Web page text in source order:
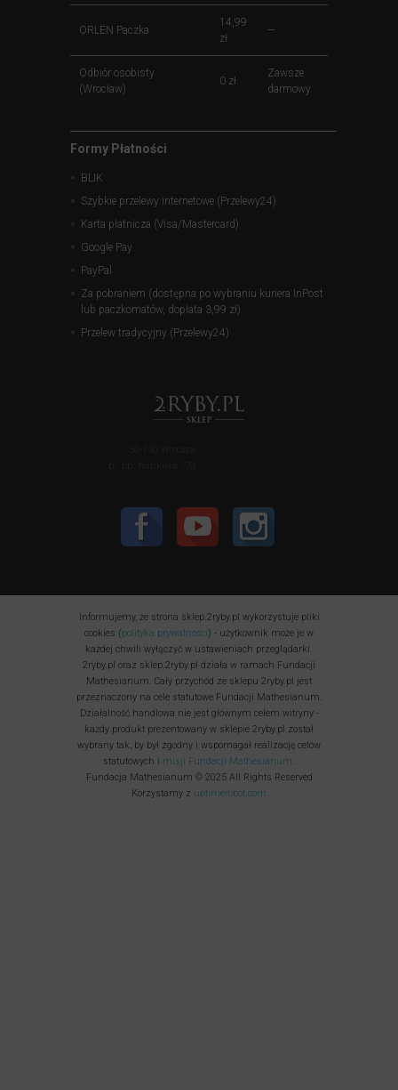
ORLEN Paczka
14,99
zł
—
Odbiór osobisty
(Wrocław)
0 zł
Zawsze
darmowy
Formy Płatności
BLIK
Szybkie przelewy internetowe (Przelewy24)
Karta płatnicza (Visa/Mastercard)
Google Pay
PayPal
Za pobraniem (dostępna po wybraniu kuriera InPost
lub paczkomatów, dopłata 3,99 zł)
Przelew tradycyjny (Przelewy24)
Informujemy, że strona sklep.2ryby.pl wykorzystuje pliki
cookies (polityka prywatności) - użytkownik może je w
każdej chwili wyłączyć w ustawieniach przeglądarki.
2ryby.pl oraz sklep.2ryby.pl działa w ramach Fundacji
Mathesianum. Cały przychód ze sklepu 2ryby.pl jest
przeznaczony na cele statutowe Fundacji Mathesianum.
Działalność handlowa nie jest głównym celem witryny -
każdy produkt prezentowany w sklepie 2ryby.pl został
wybrany tak, by był zgodny i wspomagał realizację celów
statutowych i misji Fundacji Mathesianum.
Fundacja Mathesianum © 2025 All Rights Reserved
Korzystamy z uptimerobot.com